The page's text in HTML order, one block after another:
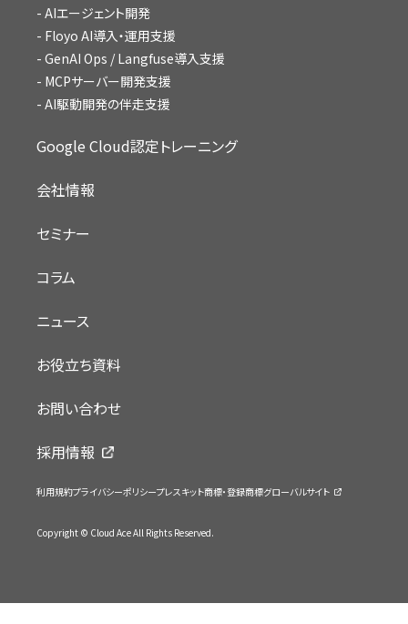
AIエージェント開発
Floyo AI導入・運用支援
GenAI Ops / Langfuse導入支援
MCPサーバー開発支援
AI駆動開発の伴走支援
Google Cloud認定トレーニング
会社情報
セミナー
コラム
ニュース
お役立ち資料
お問い合わせ
採用情報
利用規約プライバシーポリシープレスキット商標・登録商標グローバルサイト
Copyright © Cloud Ace All Rights Reserved.